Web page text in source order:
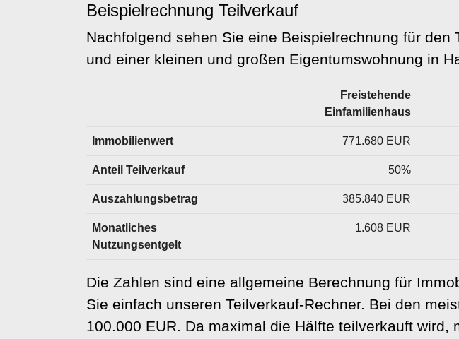
Beispielrechnung Teilverkauf
Nachfolgend sehen Sie eine Beispielrechnung für
und einer kleinen und großen Eigentumswohnung in
Freistehende
Einfamilienhaus
Immobilienwert 771.680 EUR
Anteil Teilverkauf 50%
Auszahlungsbetrag 385.840 EUR
Monatliches
Nutzungsentgelt
1.608 EUR
Die Zahlen sind eine allgemeine Berechnung für
Sie einfach unseren Teilverkauf-Rechner. Bei den
100.000 EUR. Da maximal die Hälfte teilverkauft